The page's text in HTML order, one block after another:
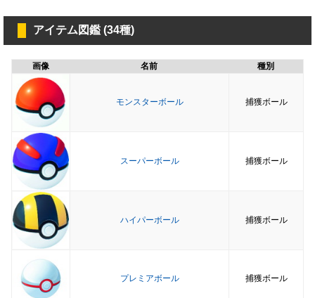
アイテム図鑑 (34種)
画像 名前 種別
モンスターボール 捕獲ボール
スーパーボール 捕獲ボール
ハイパーボール 捕獲ボール
プレミアボール 捕獲ボール